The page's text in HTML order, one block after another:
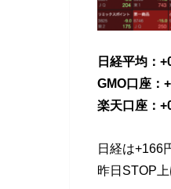
日経平均：
GMO口座：
楽天口座：
日経は+166
昨日STOP